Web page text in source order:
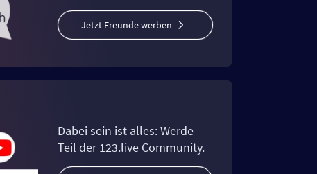
Jetzt Freunde werben
Dabei sein ist alles: Werde
Teil der 123.live Community.